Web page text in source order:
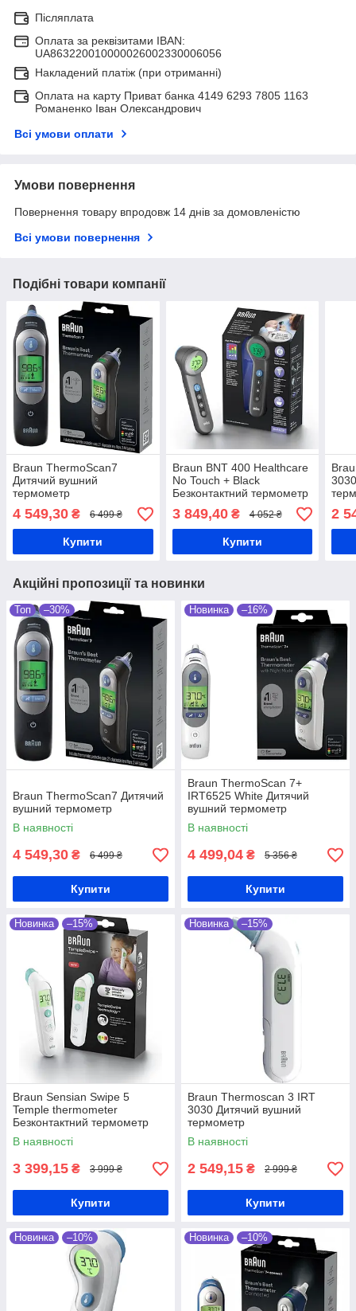
Післяплата
Оплата за реквізитами IBAN:
UA863220010000026002330006056
Накладений платіж (при отриманні)
Оплата на карту Приват банка 4149 6293 7805 1163
Романенко Іван Олександрович
Всі умови оплати
Умови повернення
Повернення товару впродовж 14 днів за домовленістю
Всі умови повернення
Подібні товари компанії
Braun ThermoScan7
Дитячий вушний
термометр
4 549,30 ₴ 6 499 ₴
Купити
Braun BNT 400 Healthcare
No Touch + Black
Безконтактний термометр
3 849,40₴ 4 052 ₴
Купити
2
Акційні пропозиції та новинки
Топ –30%
Braun ThermoScan7 Дитячий
вушний термометр
В наявності
4 549,30 ₴ 6 499 ₴
Купити
Новинка –16%
Braun ThermoScan 7+
IRT6525 White Дитячий
вушний термометр
В наявності
4 499,04 ₴ 5 356 ₴
Купити
Новинка –15%
Braun Sensian Swipe 5
Temple thermometer
Безконтактний термометр
В наявності
3 399,15 ₴ 3 999 ₴
Купити
Новинка –15%
Braun Thermoscan 3 IRT
3030 Дитячий вушний
термометр
В наявності
2 549,15 ₴ 2 999 ₴
Купити
Новинка –10% Новинка –10%